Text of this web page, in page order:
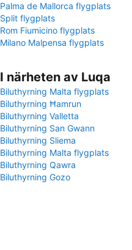
Palma de Mallorca flygplats
Split flygplats
Rom Fiumicino flygplats
Milano Malpensa flygplats
I närheten av Luqa
Biluthyrning Malta flygplats
Biluthyrning Ħamrun
Biluthyrning Valletta
Biluthyrning San Gwann
Biluthyrning Sliema
Biluthyrning Malta flygplats
Biluthyrning Qawra
Biluthyrning Gozo